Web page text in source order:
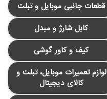
قطعات جانبی موبایل و تبلت
کابل شارژ و مبدل
کیف و کاور گوشی
لوازم تعمیرات موبایل، تبلت و
کالای دیجیتال